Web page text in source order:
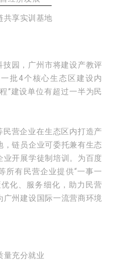
共享实训基地
园，广州市将建设产教评
批4个核心生态区建设内
”建设单位有超过一半为民
营企业在生态区内打造产
链员企业可委托兼有生态
开展学徒制培训。为百度
所有民营企业提供“一事一
化、服务细化，助力民营
州建设国际一流营商环境
量充分就业